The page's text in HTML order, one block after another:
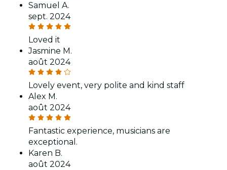
Samuel A.
sept. 2024
Loved it
Jasmine M.
août 2024
Lovely event, very polite and kind staff
Alex M.
août 2024
Fantastic experience, musicians are
exceptional.
Karen B.
août 2024